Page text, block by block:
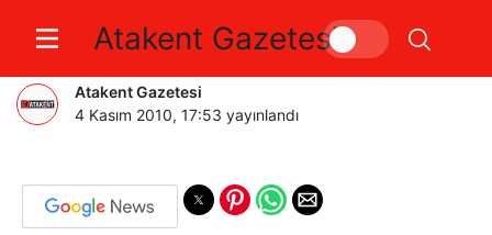
Atakent Gazetesi
ÇAĞATAY KÖSE’YE AÇIKLADI.
Atakent Gazetesi
4 Kasım 2010, 17:53 yayınlandı